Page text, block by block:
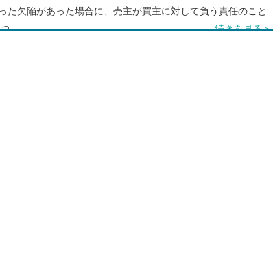
欠陥があった場合に、売主が買主に対して負う責任のこと
っ …
続きを見る＞